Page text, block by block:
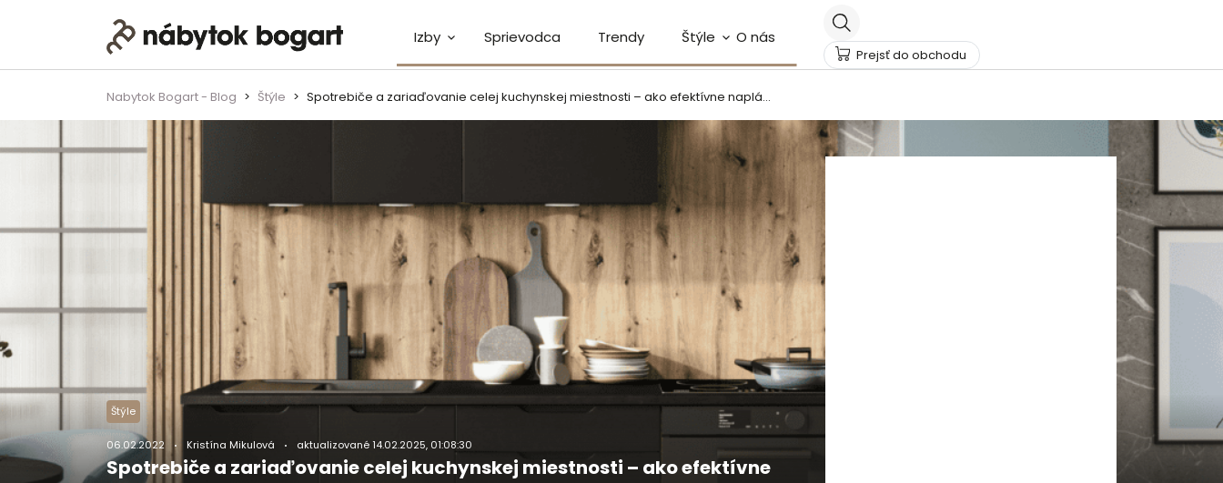
Main Navigation
Izby Sprievodca Trendy Štýle O nás
Prejsť do obchodu
Nabytok Bogart - Blog Štýle Spotrebiče a zariaďovanie celej kuchynskej miestnosti – ako efektívne naplánovať vašu kuchyňu
Štýle
06.02.2022 Kristína Mikulová aktualizované14.02.2025, 01:08:30
Spotrebiče a zariaďovanie celej kuchynskej miestnosti – ako efektívne